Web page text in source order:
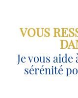
VOUS
Je vous
sérénité